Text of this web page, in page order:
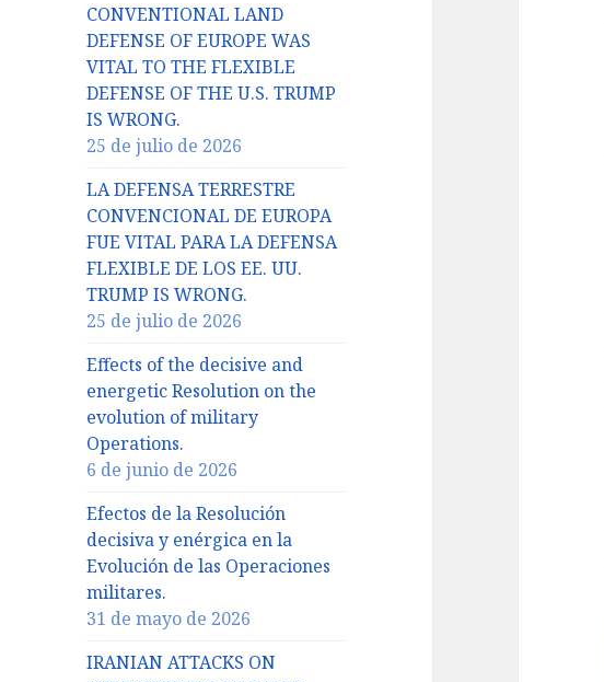
CONVENTIONAL LAND
DEFENSE OF EUROPE WAS
VITAL TO THE FLEXIBLE
DEFENSE OF THE U.S. TRUMP
IS WRONG.
25 de julio de 2026
LA DEFENSA TERRESTRE
CONVENCIONAL DE EUROPA
FUE VITAL PARA LA DEFENSA
FLEXIBLE DE LOS EE. UU.
TRUMP IS WRONG.
25 de julio de 2026
Effects of the decisive and
energetic Resolution on the
evolution of military
Operations.
6 de junio de 2026
Efectos de la Resolución
decisiva y enérgica en la
Evolución de las Operaciones
militares.
31 de mayo de 2026
IRANIAN ATTACKS ON